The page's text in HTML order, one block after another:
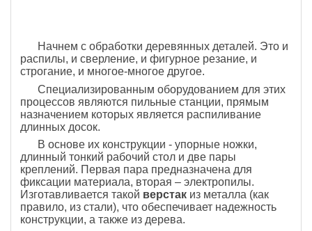
Начнем с обработки деревянных деталей. Это и
распилы, и сверление, и фигурное резание, и
строгание, и многое-многое другое.
Специализированным оборудованием для этих
процессов являются пильные станции, прямым
назначением которых является распиливание
длинных досок.
В основе их конструкции - упорные ножки,
длинный тонкий рабочий стол и две пары
креплений. Первая пара предназначена для
фиксации материала, вторая – электропилы.
Изготавливается такой верстакиз металла (как
правило, из стали), что обеспечивает надежность
конструкции, а также из дерева.